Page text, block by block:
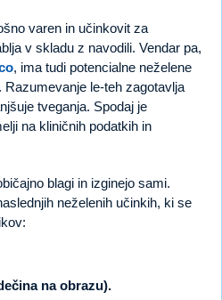
varen in učinkovit za
v skladu z navodili. Vendar pa,
, ima tudi potencialne neželene
le-teh zagotavlja
tveganja. Spodaj je
na kliničnih podatkih in
blagi in izginejo sami.
neželenih učinkih, ki se
na obrazu).